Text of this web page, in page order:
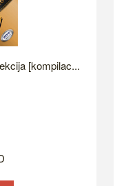
[kompilac...